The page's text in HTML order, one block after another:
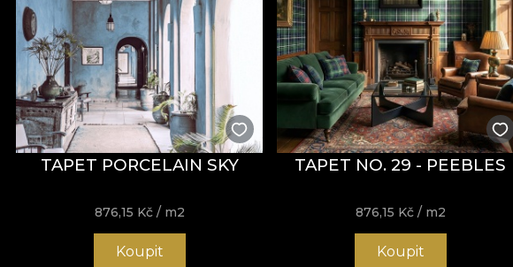
TAPET PORCELAIN SKY
876,15 Kč / m2
Koupit
TAPET NO. 29 - PEEBLES
876,15 Kč / m2
Koupit